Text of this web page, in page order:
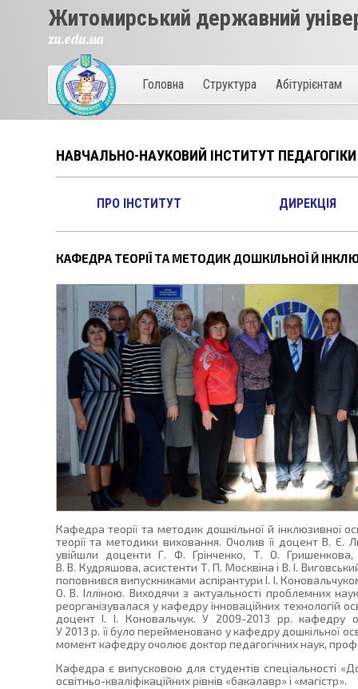
Житомирський державний
zu.edu.ua
Головна Структура Абітурієнтам
НАВЧАЛЬНО-НАУКОВИЙ ІНСТИТУТ ПЕДАГОГІКИ
ПРО ІНСТИТУТ ДИРЕКЦІЯ
КАФЕДРА ТЕОРІЇ ТА МЕТОДИК ДОШКІЛЬНОЇ Й
Кафедра теорії та методик дошкільної й інклюзивної
теорії та методики виховання. Очолив її доцент В.
увійшли доценти Г. Ф. Грінченко, Т. О.
В. В. Кудряшова, асистенти Т. П. Москвіна і В. І.
поповнився випускниками аспірантури І. І.
О. В. Ілліною. Виходячи з актуальності проблемних
реорганізувалася у кафедру інноваційних технологій
доцент І. І. Коновальчук. У 2009-2013 рр.
У 2013 р. її було перейменовано у кафедру дошкільної
момент кафедру очолює доктор педагогічних наук,
Кафедра є випусковою для студентів спеціальності
освітньо-кваліфікаційних рівнів «бакалавр» і «магістр».